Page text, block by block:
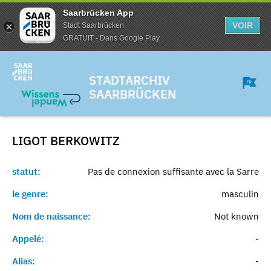
Saarbrücken App
Stadt Saarbrücken
GRATUIT - Dans Google Play
VOIR
STADTARCHIV
SAARBRÜCKEN
LIGOT BERKOWITZ
statut:
Pas de connexion suffisante avec la Sarre
le genre:
masculin
Nom de naissance:
Not known
Appelé:
-
Alias:
-